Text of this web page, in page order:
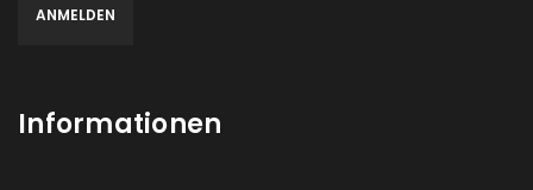
Informationen